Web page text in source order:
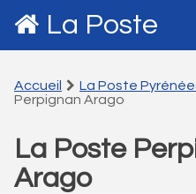
La Poste
Accueil La Poste
Perpignan Arago
La Poste
Arago